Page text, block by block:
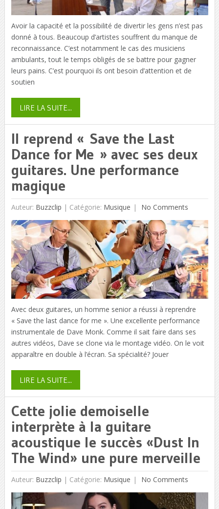
Avoir la capacité et la possibilité de divertir les gens n’est pas
donné à tous. Beaucoup d’artistes souffrent du manque de
reconnaissance. C’est notamment le cas des musiciens
ambulants, tout le temps obligés de se battre pour gagner
leurs pains. C’est pourquoi ils ont besoin d’attention et de
soutien
LIRE LA SUITE...
Il reprend « Save the Last
Dance for Me » avec ses deux
guitares. Une performance
magique
Auteur: Buzzclip | Catégorie: Musique No Comments
Avec deux guitares, un homme senior a réussi à reprendre
« Save the last dance for me ». Une excellente performance
instrumentale de Dave Monk. Comme il sait faire dans ses
autres vidéos, Dave se clone via le montage vidéo. On le voit
apparaître en double à l’écran. Sa spécialité? Jouer
LIRE LA SUITE...
Cette jolie demoiselle
interprète à la guitare
acoustique le succès «Dust In
The Wind» une pure merveille
Auteur: Buzzclip | Catégorie: Musique No Comments